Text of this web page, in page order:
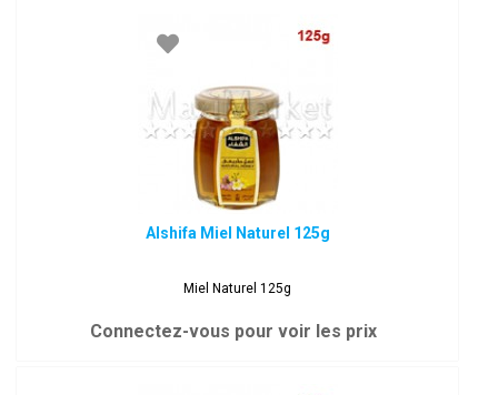
Alshifa Miel Naturel 125g
Miel Naturel 125g
Connectez-vous pour voir les prix